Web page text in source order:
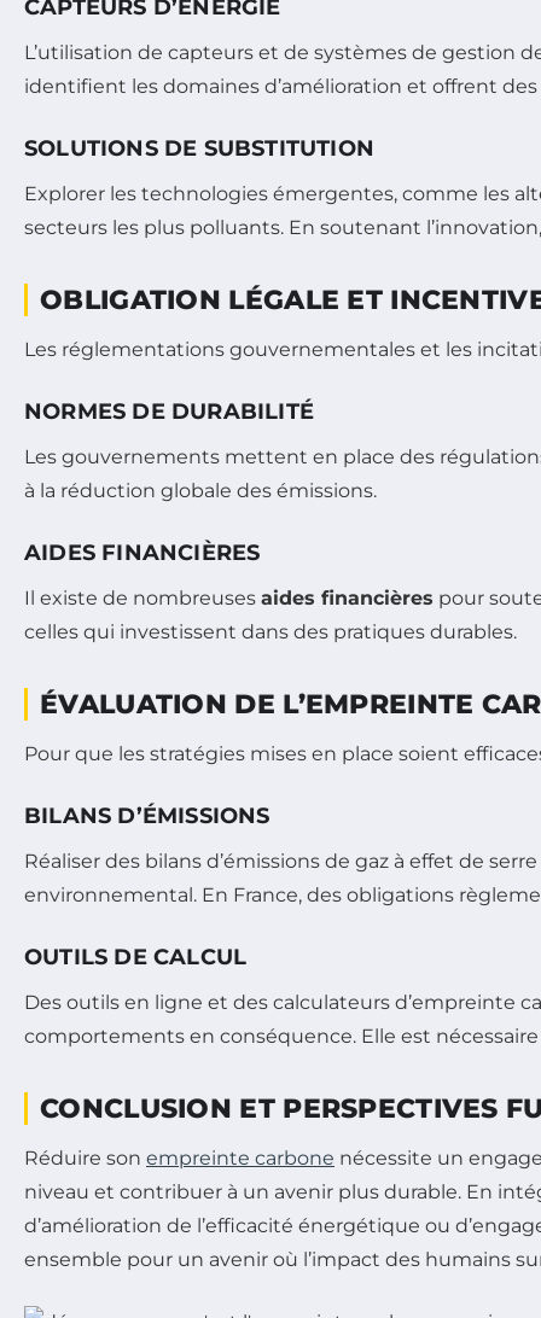
CAPTEURS D’ÉNERGIE
L’utilisation de capteurs et de systèmes de gestion
identifient les domaines d’amélioration et offrent
SOLUTIONS DE SUBSTITUTION
Explorer les technologies émergentes, comme les
secteurs les plus polluants. En soutenant
OBLIGATION LÉGALE ET
Les réglementations gouvernementales et les
NORMES DE DURABILITÉ
Les gouvernements mettent en place des
à la réduction globale des émissions.
AIDES FINANCIÈRES
Il existe de nombreuses aides financières pour
celles qui investissent dans des pratiques durables.
ÉVALUATION DE L’EMPREINTE
Pour que les stratégies mises en place soient
BILANS D’ÉMISSIONS
Réaliser des bilans d’émissions de gaz à effet de
environnemental. En France, des obligations
OUTILS DE CALCUL
Des outils en ligne et des calculateurs d’empreinte
comportements en conséquence. Elle est
CONCLUSION ET PERSPECTIVES
Réduire son empreinte carbone nécessite un
niveau et contribuer à un avenir plus durable. En
d’amélioration de l’efficacité énergétique ou
ensemble pour un avenir où l’impact des humains